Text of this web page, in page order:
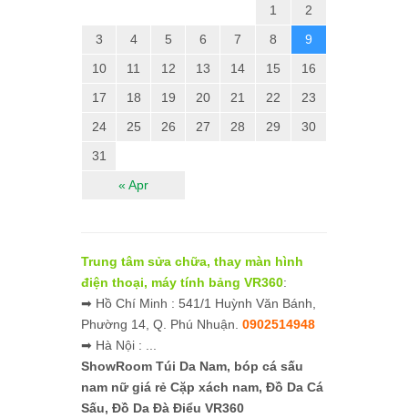
« Apr
1
2
3
4 5 6 7 8
9
10
11 12 13 14 15
16
17
18 19 20 21 22
23
24
25 26 27 28 29
30
31
Trung tâm sửa chữa, thay màn hình
điện thoại, máy tính bảng VR360:
➡ Hồ Chí Minh : 541/1 Huỳnh Văn Bánh,
Phường 14, Q. Phú Nhuận. 0902514948
➡ Hà Nội : ...
ShowRoom Túi Da Nam, bóp cá sấu
nam nữ giá rẻ Cặp xách nam, Đồ Da Cá
Sấu, Đồ Da Đà Điểu VR360